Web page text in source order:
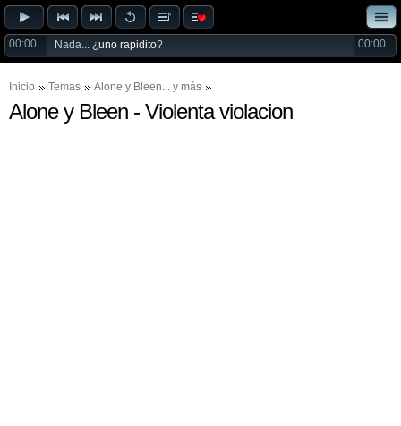
00:00 Nada... ¿uno rapidito? 00:00
Inicio Temas Alone y Bleen... y más
Alone y Bleen - Violenta violacion